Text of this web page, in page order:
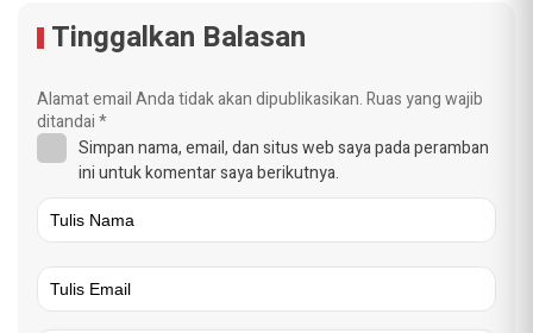
Tinggalkan Balasan
Alamat email Anda tidak akan dipublikasikan.Ruas yang wajib
ditandai*
Simpan nama, email, dan situs web saya pada peramban
ini untuk komentar saya berikutnya.